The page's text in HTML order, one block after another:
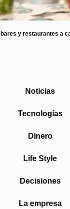
bares y restaurantes a
Noticias
Tecnologías
Dinero
Life Style
Decisiones
La empresa